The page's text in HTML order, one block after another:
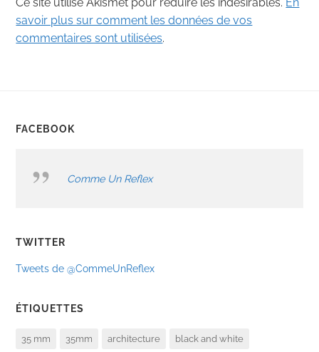
savoir plus sur comment les données de vos
commentaires sont utilisées.
FACEBOOK
Comme Un Reflex
TWITTER
Tweets de @CommeUnReflex
ÉTIQUETTES
35 mm 35mm architecture black and white